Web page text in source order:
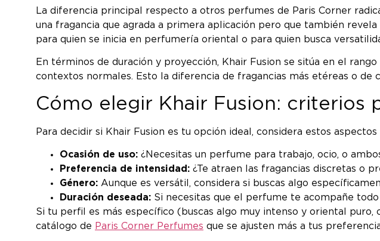
La diferencia principal respecto a otros perfumes de Paris Corner
una fragancia que agrada a primera aplicación pero que también
para quien se inicia en perfumería oriental o para quien busca
En términos de duración y proyección, Khair Fusion se sitúa en el
contextos normales. Esto la diferencia de fragancias más etéreas o de
Cómo elegir Khair Fusion: criterios
Para decidir si Khair Fusion es tu opción ideal, considera estos
Ocasión de uso: ¿Necesitas un perfume para trabajo, ocio, o
Preferencia de intensidad: ¿Te atraen las fragancias discretas o
Género: Aunque es versátil, considera si buscas algo
Duración deseada: Si necesitas que el perfume te acompañe
Si tu perfil es más específico (buscas algo muy intenso y oriental
catálogo de Paris Corner Perfumes que se ajusten más a tus